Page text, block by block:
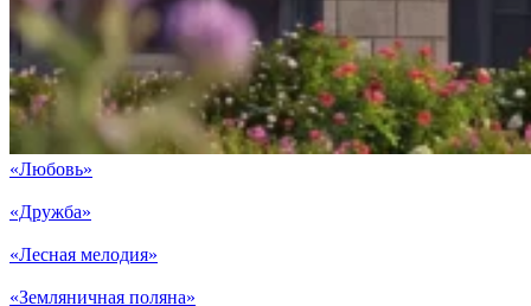
«Любовь»
«Дружба»
«Лесная мелодия»
«Земляничная поляна»